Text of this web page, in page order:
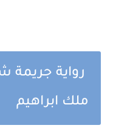
رواية جريمة
ملك ابراهيم